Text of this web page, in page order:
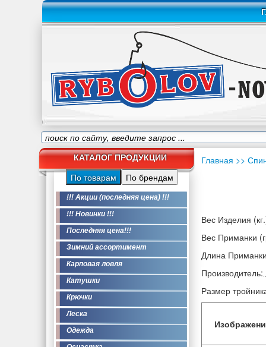
КАТАЛОГ ПРОДУКЦИИ
По товарам По брендам
!!! Акции (последняя цена) !!!
!!! Новинки !!!
Последняя цена!!!
Зимний ассортимент
Карповая ловля
Катушки
Крючки
Леска
Одежда
Главная >>
Вес Изделия
Вес Приманки
Длина
Производитель:
Размер